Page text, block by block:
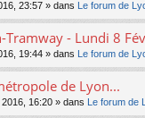
23:57 » dans Le forum de
Tramway - Lundi 8
19:44 » dans Le forum de
de Lyon...
16:20 » dans Le forum de